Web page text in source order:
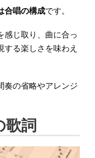
合唱の構成です。
感じ取り、曲に合っ
る楽しさを味わえ
奏の省略やアレンジ
歌詞